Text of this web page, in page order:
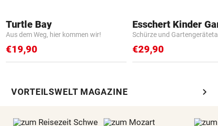
Turtle Bay
Aus dem Weg, hier kommen wir!
€19,90
Schürze und
€29,90
VORTEILSWELT MAGAZINE chevron_right